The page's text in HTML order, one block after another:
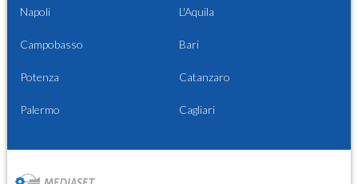
Napoli L'Aquila
Campobasso Bari
Potenza Catanzaro
Palermo Cagliari